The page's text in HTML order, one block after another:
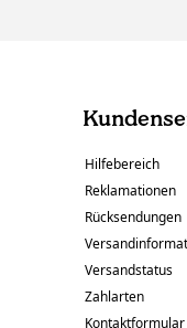
Hilfebereich
Reklamationen
Rücksendungen
Versandstatus
Zahlarten
Kontaktformular